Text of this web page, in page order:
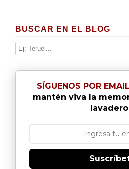
BUSCAR EN EL BLOG
SÍGUENOS POR EMAIL
mantén viva la